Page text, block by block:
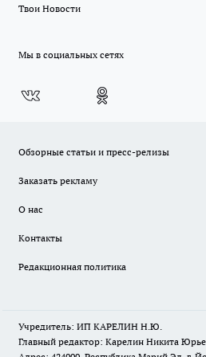
Твои Новости
Мы в социальных сетях
Обзорные статьи и пресс-релизы
Заказать рекламу
О нас
Контакты
Редакционная политика
Учредитель: ИП КАРЕЛИН Н.Ю.
Главный редактор: Карелин Никита